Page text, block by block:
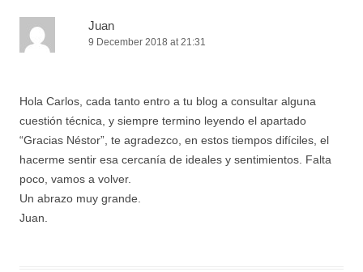
Juan
9 December 2018 at 21:31
Hola Carlos, cada tanto entro a tu blog a consultar alguna
cuestión técnica, y siempre termino leyendo el apartado
“Gracias Néstor”, te agradezco, en estos tiempos difíciles, el
hacerme sentir esa cercanía de ideales y sentimientos. Falta
poco, vamos a volver.
Un abrazo muy grande.
Juan.